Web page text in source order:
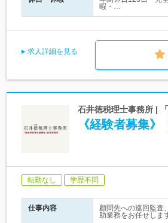
暇・…
求人詳細を見る
石井徳税理士事務所 |
《経験者募集
転勤なし 学歴不問
仕事内容
顧問先への巡回監査
助業務をお任せしま